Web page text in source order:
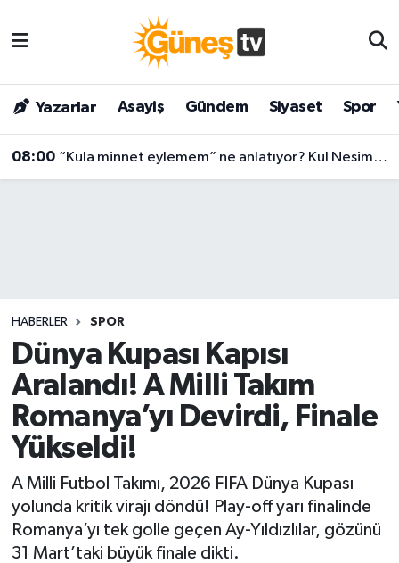
Yazarlar Asayiş Gündem Siyaset Spor
08:00 “Kula minnet eylemem” ne anlatıyor? Kul Nesimi’nin yüzyılları aşan mesajı
HABERLER SPOR
Dünya Kupası Kapısı
Aralandı! A Milli Takım
Romanya’yı Devirdi, Finale
Yükseldi!
A Milli Futbol Takımı, 2026 FIFA Dünya Kupası
yolunda kritik virajı döndü! Play-off yarı finalinde
Romanya’yı tek golle geçen Ay-Yıldızlılar, gözünü
31 Mart’taki büyük finale dikti.
Bilim & Teknoloji
Dünya
Magazin
Siyaset
Spor
Yaşam
Malatya Nöbetçi Eczaneler
Malatya Hava Durumu
Malatya Namaz Vakitleri
Son Dakika Haberleri
Haber Arşivi